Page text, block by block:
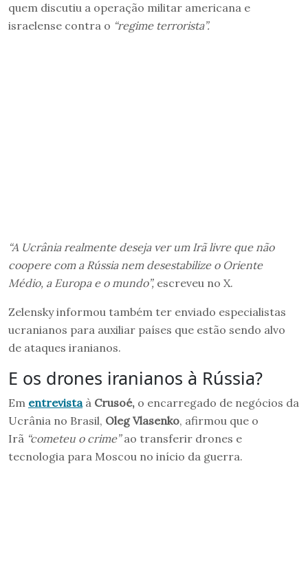
quem discutiu a operação militar americana e
israelense contra o “regime terrorista”.
“A Ucrânia realmente deseja ver um Irã livre que não
coopere com a Rússia nem desestabilize o Oriente
Médio, a Europa e o mundo”, escreveu no X.
Zelensky informou também ter enviado especialistas
ucranianos para auxiliar países que estão sendo alvo
de ataques iranianos.
E os drones iranianos à Rússia?
Em entrevistaà Crusoé, o encarregado de negócios da
Ucrânia no Brasil, Oleg Vlasenko, afirmou que o
Irã “cometeu o crime”ao transferir drones e
tecnologia para Moscou no início da guerra.